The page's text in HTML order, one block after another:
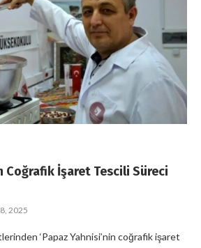
Coğrafik İşaret Tescili Süreci
2025
‘Papaz Yahnisi’nin coğrafik işaret